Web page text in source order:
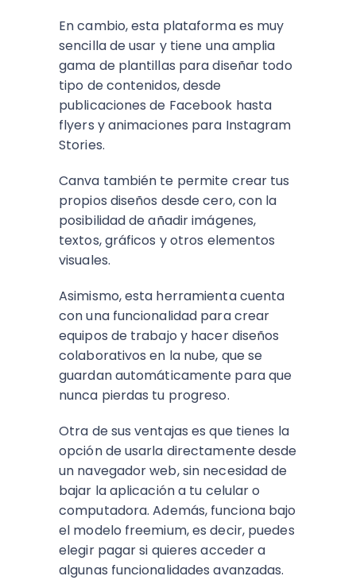
En cambio, esta plataforma es muy
sencilla de usar y tiene una amplia
gama de plantillas para diseñar todo
tipo de contenidos, desde
publicaciones de Facebook hasta
flyers y animaciones para Instagram
Stories.
Canva también te permite crear tus
propios diseños desde cero, con la
posibilidad de añadir imágenes,
textos, gráficos y otros elementos
visuales.
Asimismo, esta herramienta cuenta
con una funcionalidad para crear
equipos de trabajo y hacer diseños
colaborativos en la nube, que se
guardan automáticamente para que
nunca pierdas tu progreso.
Otra de sus ventajas es que tienes la
opción de usarla directamente desde
un navegador web, sin necesidad de
bajar la aplicación a tu celular o
computadora. Además, funciona bajo
el modelo freemium, es decir, puedes
elegir pagar si quieres acceder a
algunas funcionalidades avanzadas.